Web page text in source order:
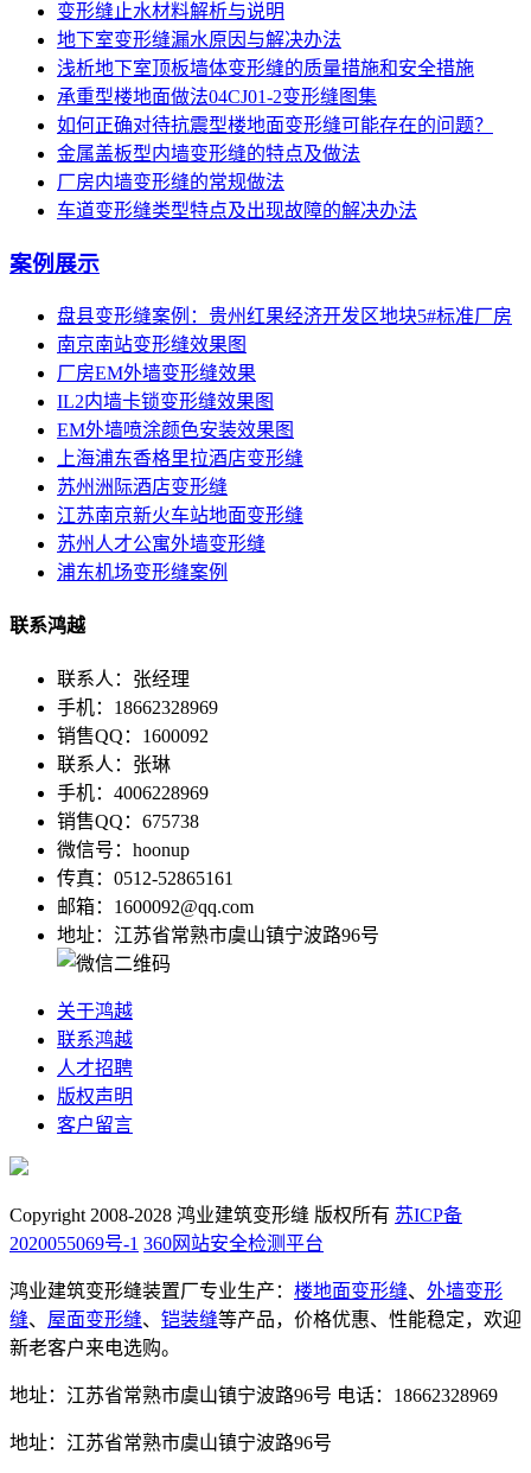
变形缝止水材料解析与说明
地下室变形缝漏水原因与解决办法
浅析地下室顶板墙体变形缝的质量措施和安全措施
承重型楼地面做法04CJ01-2变形缝图集
如何正确对待抗震型楼地面变形缝可能存在的问题？
金属盖板型内墙变形缝的特点及做法
厂房内墙变形缝的常规做法
车道变形缝类型特点及出现故障的解决办法
案例展示
盘县变形缝案例：贵州红果经济开发区地块5#标准厂房
南京南站变形缝效果图
厂房EM外墙变形缝效果
IL2内墙卡锁变形缝效果图
EM外墙喷涂颜色安装效果图
上海浦东香格里拉酒店变形缝
苏州洲际酒店变形缝
江苏南京新火车站地面变形缝
苏州人才公寓外墙变形缝
浦东机场变形缝案例
联系鸿越
联系人：张经理
手机：18662328969
销售QQ：1600092
联系人：张琳
手机：4006228969
销售QQ：675738
微信号：hoonup
传真：0512-52865161
邮箱：1600092@qq.com
地址：江苏省常熟市虞山镇宁波路96号
关于鸿越
联系鸿越
人才招聘
版权声明
客户留言
Copyright 2008-2028 鸿业建筑变形缝 版权所有 苏ICP备
2020055069号-1 360网站安全检测平台
鸿业建筑变形缝装置厂专业生产： 楼地面变形缝、 外墙变形
缝、 屋面变形缝、 铠装缝等产品，价格优惠、性能稳定，欢迎
新老客户来电选购。
地址：江苏省常熟市虞山镇宁波路96号 电话：18662328969
地址：江苏省常熟市虞山镇宁波路96号